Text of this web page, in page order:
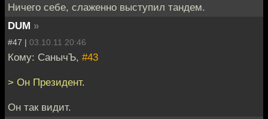
Ничего себе, слаженно выступил тандем.
DUM »
#47 | 03.10.11 20:46
Кому: СанычЪ, #43
> Он Президент.
Он так видит.